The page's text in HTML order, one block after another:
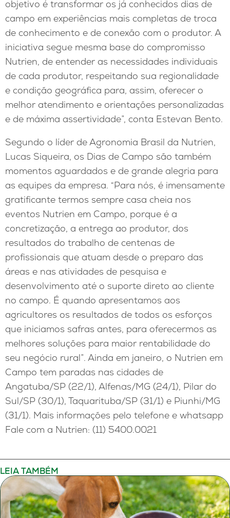
objetivo é transformar os já conhecidos dias de
campo em experiências mais completas de troca
de conhecimento e de conexão com o produtor. A
iniciativa segue mesma base do compromisso
Nutrien, de entender as necessidades individuais
de cada produtor, respeitando sua regionalidade
e condição geográfica para, assim, oferecer o
melhor atendimento e orientações personalizadas
e de máxima assertividade”, conta Estevan Bento.
Segundo o líder de Agronomia Brasil da Nutrien,
Lucas Siqueira, os Dias de Campo são também
momentos aguardados e de grande alegria para
as equipes da empresa. “Para nós, é imensamente
gratificante termos sempre casa cheia nos
eventos Nutrien em Campo, porque é a
concretização, a entrega ao produtor, dos
resultados do trabalho de centenas de
profissionais que atuam desde o preparo das
áreas e nas atividades de pesquisa e
desenvolvimento até o suporte direto ao cliente
no campo. É quando apresentamos aos
agricultores os resultados de todos os esforços
que iniciamos safras antes, para oferecermos as
melhores soluções para maior rentabilidade do
seu negócio rural”. Ainda em janeiro, o Nutrien em
Campo tem paradas nas cidades de
Angatuba/SP (22/1), Alfenas/MG (24/1), Pilar do
Sul/SP (30/1), Taquarituba/SP (31/1) e Piunhi/MG
(31/1). Mais informações pelo telefone e whatsapp
Fale com a Nutrien: (11) 5400.0021
LEIA TAMBÉM